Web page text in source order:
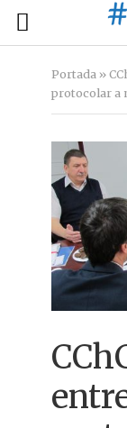
Portada»
protocolar a